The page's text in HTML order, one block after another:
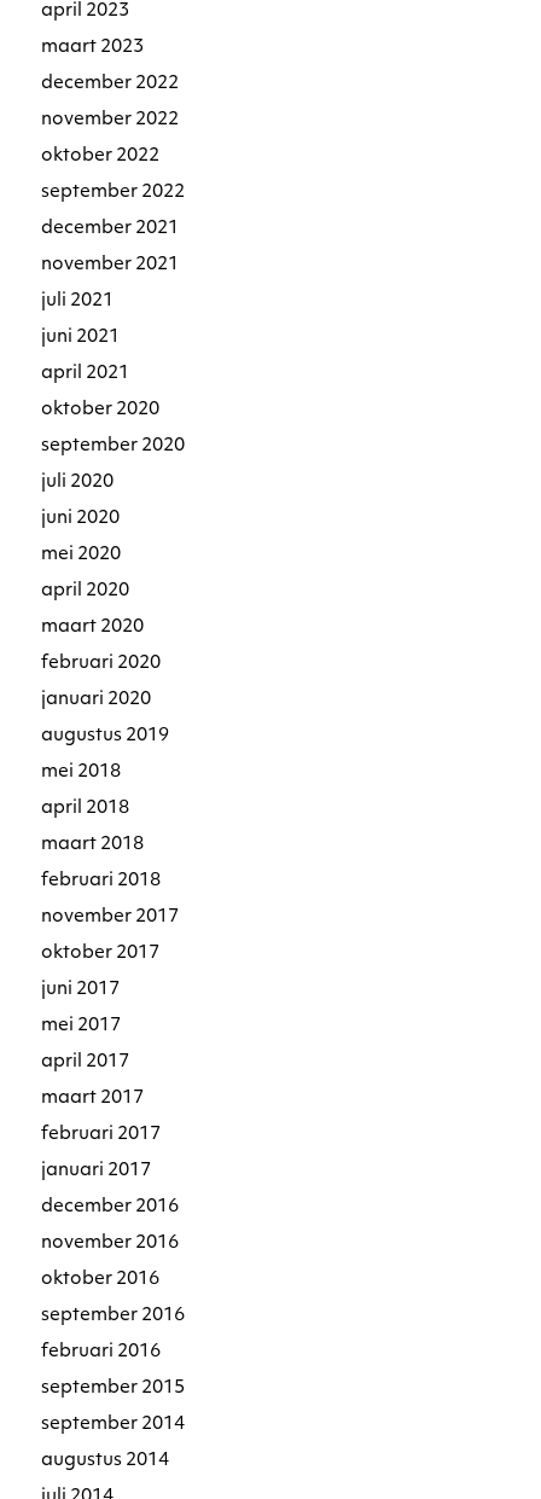
april 2023
maart 2023
december 2022
november 2022
oktober 2022
september 2022
december 2021
november 2021
juli 2021
juni 2021
april 2021
oktober 2020
september 2020
juli 2020
juni 2020
mei 2020
april 2020
maart 2020
februari 2020
januari 2020
augustus 2019
mei 2018
april 2018
maart 2018
februari 2018
november 2017
oktober 2017
juni 2017
mei 2017
april 2017
maart 2017
februari 2017
januari 2017
december 2016
november 2016
oktober 2016
september 2016
februari 2016
september 2015
september 2014
augustus 2014